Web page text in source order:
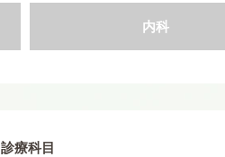
内科
診療科目